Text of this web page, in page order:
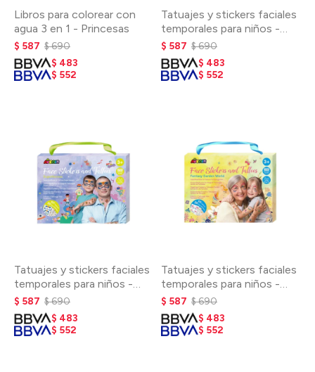
Libros para colorear con
agua 3 en 1 - Princesas
$ 587 $690
$ 483
$ 552
Tatuajes y stickers faciales
temporales para niños -
Animales
$ 587 $690
$ 483
$ 552
Tatuajes y stickers faciales
temporales para niños -
Superhéroes
$ 587 $690
$ 483
$ 552
Tatuajes y stickers faciales
temporales para niños -
Fantasía
$ 587 $690
$ 483
$ 552